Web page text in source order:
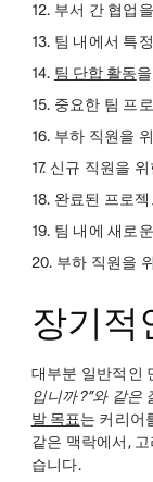
12. 부서 간 협업
13. 팀 내에서 특
14. 팀 단합 활동
15. 중요한 팀 프
16. 부하 직원을
17. 신규 직원을
18. 완료된 프로
19. 팀 내에 새로
20. 부하 직원을
장기적
대부분 일반적인
입니까?”와 같은
발 목표는 커리어
같은 맥락에서,
습니다.